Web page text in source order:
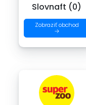
Slovnaft (0)
Zobraziť obchod
→